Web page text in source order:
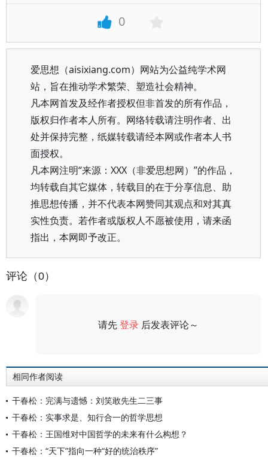
0
爱思想（aisixiang.com）网站为公益纯学术网
站，旨在推动学术繁荣、塑造社会精神。
凡本网首发及经作者授权但非首发的所有作品，
版权归作者本人所有。网络转载请注明作者、出
处并保持完整，纸媒转载请经本网或作者本人书
面授权。
凡本网注明“来源：XXX（非爱思想网）”的作品，
均转载自其它媒体，转载目的在于分享信息、助
推思想传播，并不代表本网赞同其观点和对其真
实性负责。若作者或版权人不愿被使用，请来函
指出，本网即予改正。
评论（0）
请先登录 后发表评论～
相同作者阅读
干春松：完满与遗憾：刘笑敢先生二三事
干春松：实事求是、知行合一的哲学思想
干春松：王国维对中国哲学的未来有什么构想？
干春松：“天下”指向一种“好的统治秩序”